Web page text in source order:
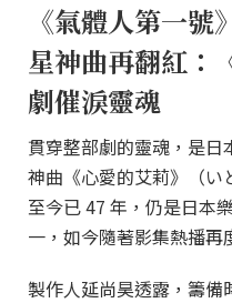
《氣體人第一
星神曲再翻紅：
劇催淚靈魂
貫穿整部劇的靈魂，是
神曲《心愛的艾莉》（
至今已 47 年，仍是日本
一，如今隨著影集熱播再
製作人延尚昊透露，籌